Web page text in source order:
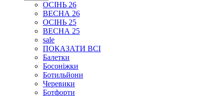
ОСІНЬ 26
ВЕСНА 26
ОСІНЬ 25
ВЕСНА 25
sale
ПОКАЗАТИ ВСІ
Балетки
Босоніжки
Ботильйони
Черевики
Ботфорти